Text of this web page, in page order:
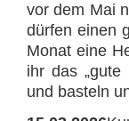
vor dem Mai
dürfen einen
Monat eine
ihr das
und basteln